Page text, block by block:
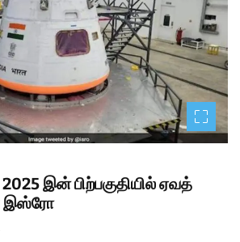
இன் பிற்பகுதியில் ஏவத்
இஸ்ரோ